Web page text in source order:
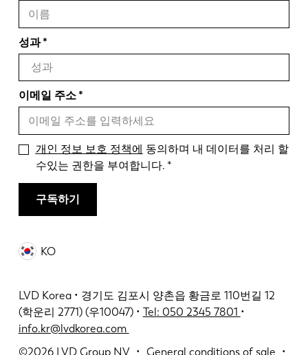
KO
LVD Korea • 경기도 김포시 양촌읍 황금로 110번길 12
(학운리 2771) (우10047) • Tel: 050 2345 7801 •
info.kr@lvdkorea.com
©2026 LVD Group NV General conditions of sale
성과
이메일 주소
개인 정보 보호 정책에 동의하며 내 데이터를 처리 할
수있는 권한을 부여합니다.
구독하기